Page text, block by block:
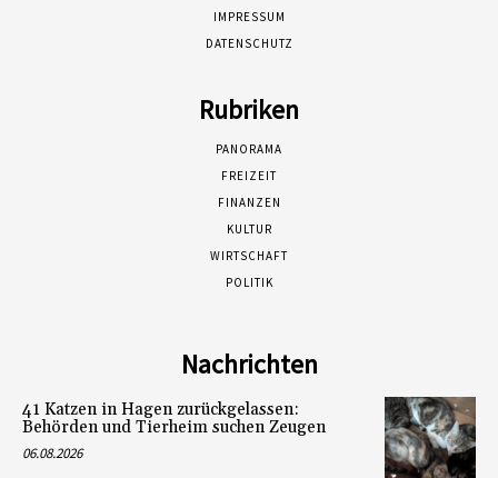
IMPRESSUM
DATENSCHUTZ
Rubriken
PANORAMA
FREIZEIT
FINANZEN
KULTUR
WIRTSCHAFT
POLITIK
Nachrichten
41 Katzen in Hagen zurückgelassen:
Behörden und Tierheim suchen Zeugen
06.08.2026